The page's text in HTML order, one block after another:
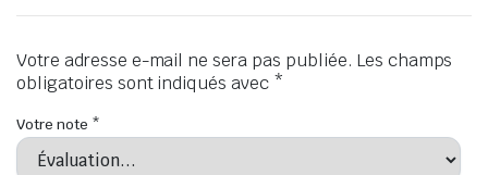
Votre adresse e-mail ne sera pas publiée. Les champs
obligatoires sont indiqués avec *
Votre note *